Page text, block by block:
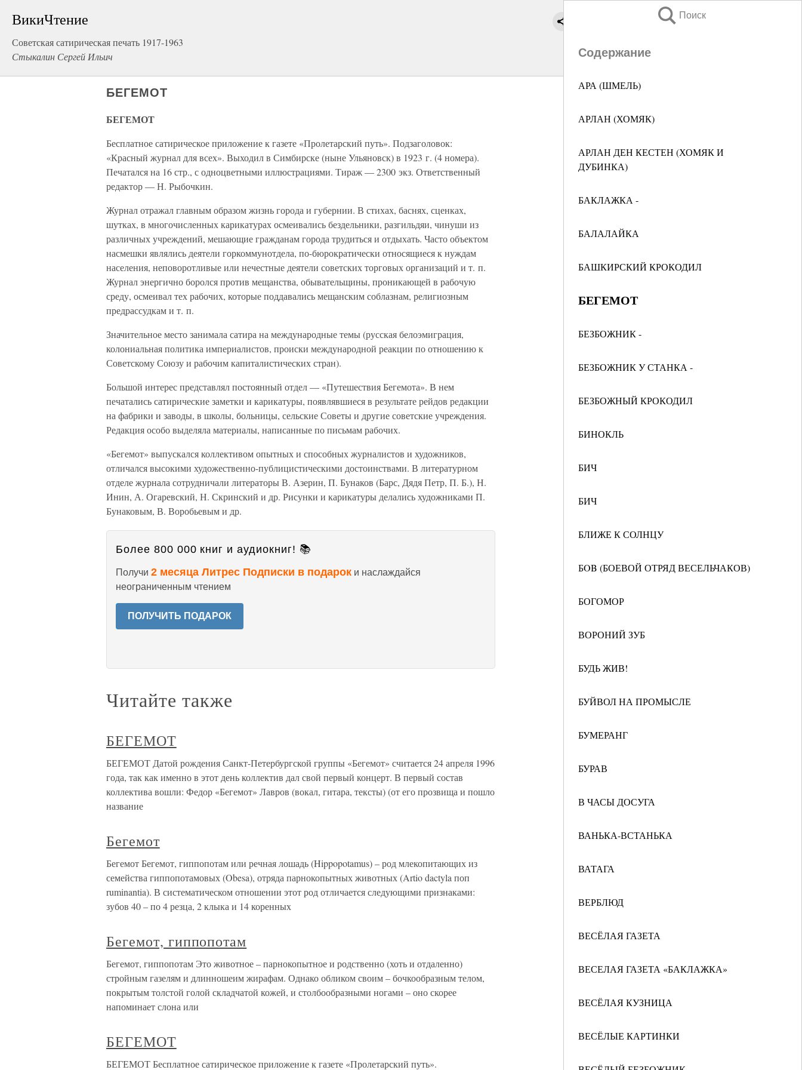
ВикиЧтение
Советская сатирическая печать 1917-1963
Стыкалин Сергей Ильич
Поиск
Содержание
АРА (ШМЕЛЬ)
АРЛАН (ХОМЯК)
АРЛАН ДЕН КЕСТЕН (ХОМЯК И
ДУБИНКА)
БАКЛАЖКА -
БАЛАЛАЙКА
БАШКИРСКИЙ КРОКОДИЛ
БЕГЕМОТ
БЕЗБОЖНИК -
БЕЗБОЖНИК У СТАНКА -
БЕЗБОЖНЫЙ КРОКОДИЛ
БИНОКЛЬ
БИЧ
БИЧ
БЛИЖЕ К СОЛНЦУ
БOB (БОЕВОЙ ОТРЯД ВЕСЕЛЬЧАКОВ)
БОГОМОР
ВОРОНИЙ ЗУБ
БУДЬ ЖИВ!
БУЙВОЛ НА ПРОМЫСЛЕ
БУМЕРАНГ
БУРАВ
В ЧАСЫ ДОСУГА
ВАНЬКА-ВСТАНЬКА
ВАТАГА
ВЕРБЛЮД
ВЕСЁЛАЯ ГАЗЕТА
ВЕСЕЛАЯ ГАЗЕТА «БАКЛАЖКА»
ВЕСЁЛАЯ КУЗНИЦА
ВЕСЁЛЫЕ КАРТИНКИ
БЕГЕМОТ
БЕГЕМОТ
Бесплатное сатирическое приложение к газете «Пролетарский путь». Подзаголовок:
«Красный журнал для всех». Выходил в Симбирске (ныне Ульяновск) в 1923 г. (4 номера).
Печатался на 16 стр., с одноцветными иллюстрациями. Тираж — 2300 экз. Ответственный
редактор — Н. Рыбочкин.
Журнал отражал главным образом жизнь города и губернии. В стихах, баснях, сценках,
шутках, в многочисленных карикатурах осмеивались бездельники, разгильдяи, чинуши из
различных учреждений, мешающие гражданам города трудиться и отдыхать. Часто объектом
насмешки являлись деятели горкоммунотдела, по-бюрократически относящиеся к нуждам
населения, неповоротливые или нечестные деятели советских торговых организаций и т. п.
Журнал энергично боролся против мещанства, обывательщины, проникающей в рабочую
среду, осмеивал тех рабочих, которые поддавались мещанским соблазнам, религиозным
предрассудкам и т. п.
Значительное место занимала сатира на международные темы (русская белоэмиграция,
колониальная политика империалистов, происки международной реакции по отношению к
Советскому Союзу и рабочим капиталистических стран).
Большой интерес представлял постоянный отдел — «Путешествия Бегемота». В нем
печатались сатирические заметки и карикатуры, появлявшиеся в результате рейдов редакции
на фабрики и заводы, в школы, больницы, сельские Советы и другие советские учреждения.
Редакция особо выделяла материалы, написанные по письмам рабочих.
«Бегемот» выпускался коллективом опытных и способных журналистов и художников,
отличался высокими художественно-публицистическими достоинствами. В литературном
отделе журнала сотрудничали литераторы В. Азерин, П. Бунаков (Барс, Дядя Петр, П. Б.), Н.
Инин, А. Огаревский, Н. Скринский и др. Рисунки и карикатуры делались художниками П.
Бунаковым, В. Воробьевым и др.
Более 800 000 книг и аудиокниг! 📚
Получи 2 месяца Литрес Подписки в подарок и наслаждайся
неограниченным чтением
ПОЛУЧИТЬ ПОДАРОК
Читайте также
БЕГЕМОТ
БЕГЕМОТ Датой рождения Санкт-Петербургской группы «Бегемот» считается 24 апреля 1996
года, так как именно в этот день коллектив дал свой первый концерт. В первый состав
коллектива вошли: Федор «Бегемот» Лавров (вокал, гитара, тексты) (от его прозвища и пошло
название
Бегемот
Бегемот Бегемот, гиппопотам или речная лошадь (Hippopotamus) – род млекопитающих из
семейства гиппопотамовых (Obesa), отряда парнокопытных животных (Artio dactyla поп
ruminantia). В систематическом отношении этот род отличается следующими признаками:
зубов 40 – по 4 резца, 2 клыка и 14 коренных
Бегемот, гиппопотам
Бегемот, гиппопотам Это животное – парнокопытное и родственно (хоть и отдаленно)
стройным газелям и длинношеим жирафам. Однако обликом своим – бочкообразным телом,
покрытым толстой голой складчатой кожей, и столбообразными ногами – оно скорее
напоминает слона или
БЕГЕМОТ
БЕГЕМОТ Бесплатное сатирическое приложение к газете «Пролетарский путь».